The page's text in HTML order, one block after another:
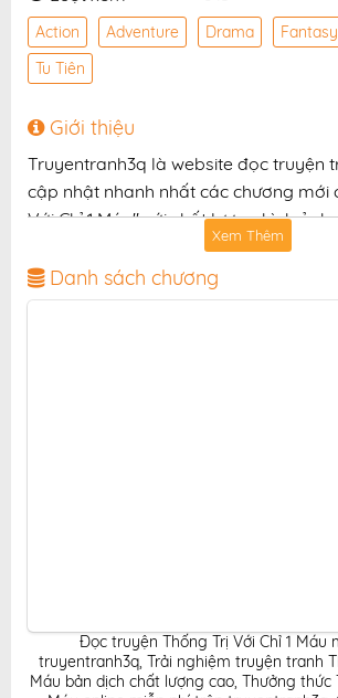
Action Adventure Drama Fantasy
Tu Tiên
Giới thiệu
Truyentranh3q là website đọc truyện
cập nhật nhanh nhất các chương mới
Với Chỉ 1 Máu" với chất lượng hình ảnh
dịch chuẩn và giao diện thân thiện,
nghiệm đọc truyện hấp dẫn, tiện lợi,
phí cho độc giả yêu thích truyện tranh
Xem Thêm
Danh sách chương
Đọc truyện Thống Trị Với Chỉ 1 Máu
truyentranh3q, Trải nghiệm truyện tranh
Máu bản dịch chất lượng cao, Thưởng thức